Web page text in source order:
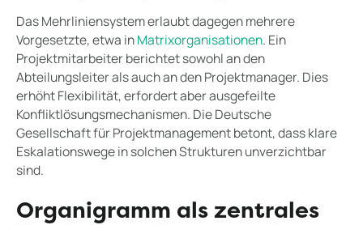
Das Mehrliniensystem erlaubt dagegen mehrere
Vorgesetzte, etwa inMatrixorganisationen. Ein
Projektmitarbeiter berichtet sowohl an den
Abteilungsleiter als auch an den Projektmanager. Dies
erhöht Flexibilität, erfordert aber ausgefeilte
Konfliktlösungsmechanismen. Die Deutsche
Gesellschaft für Projektmanagement betont, dass klare
Eskalationswege in solchen Strukturen unverzichtbar
sind.
Organigramm als zentrales